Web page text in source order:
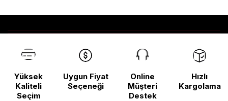
Yüksek
Kaliteli
Seçim
Uygun Fiyat
Seçeneği
Online
Müşteri
Destek
Hızlı
Kargolama